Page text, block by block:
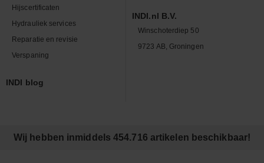
Hijscertificaten
Hydrauliek services
Reparatie en revisie
Verspaning
INDI blog
INDI.nl B.V.
Winschoterdiep 50
9723 AB, Groningen
Wij hebben inmiddels 454.716 artikelen beschikbaar!